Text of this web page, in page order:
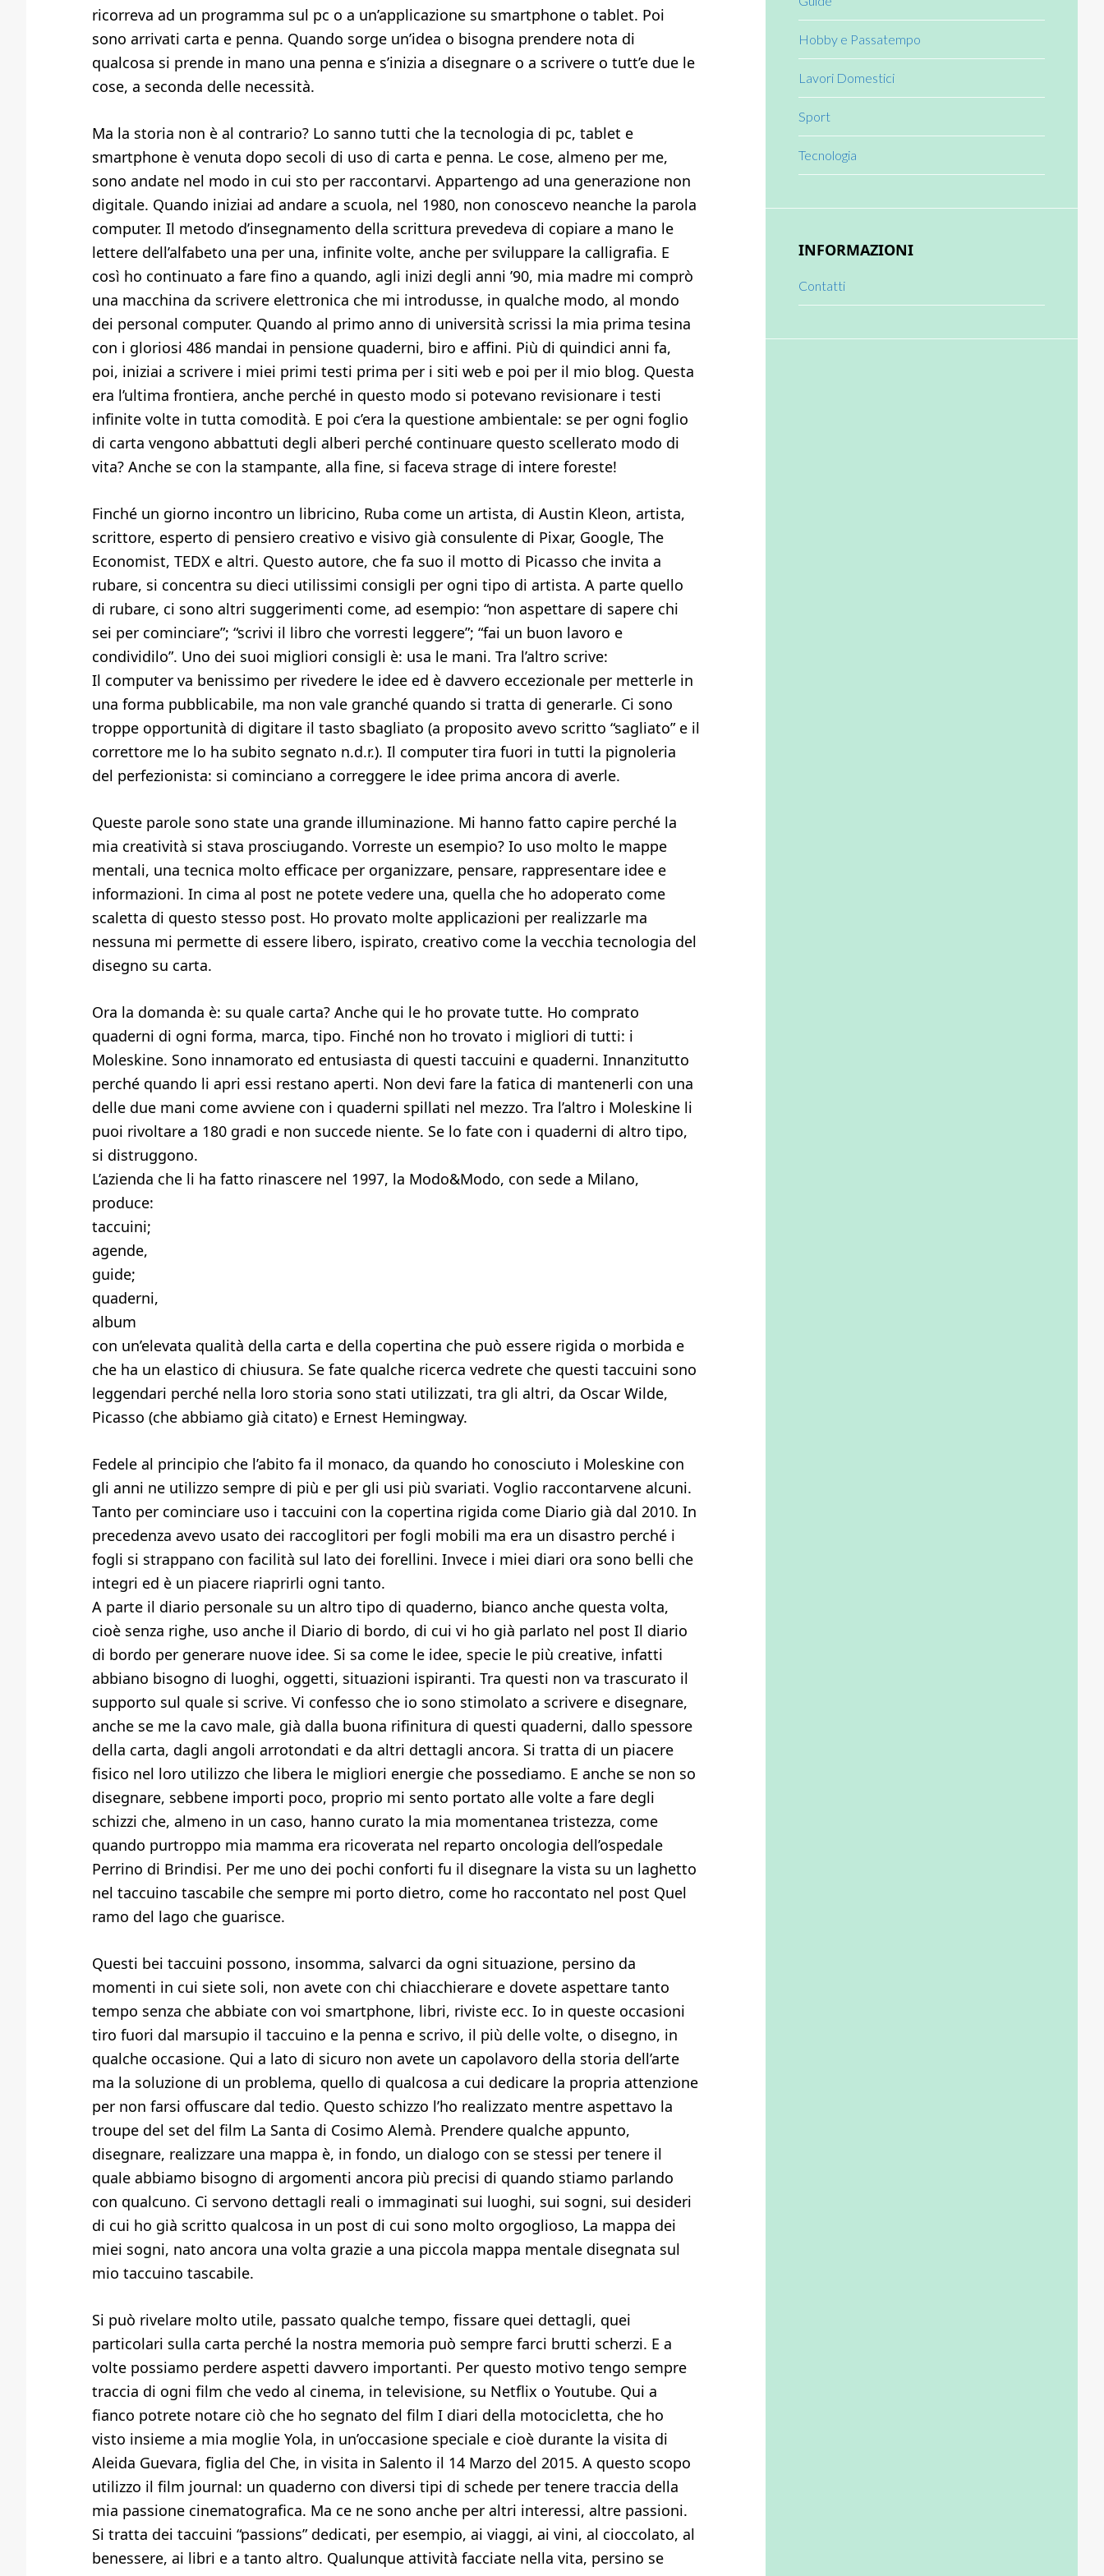
ricorreva ad un programma sul pc o a un’applicazione su smartphone o tablet. Poi
sono arrivati carta e penna. Quando sorge un’idea o bisogna prendere nota di
qualcosa si prende in mano una penna e s’inizia a disegnare o a scrivere o tutt’e due le
cose, a seconda delle necessità.
Ma la storia non è al contrario? Lo sanno tutti che la tecnologia di pc, tablet e
smartphone è venuta dopo secoli di uso di carta e penna. Le cose, almeno per me,
sono andate nel modo in cui sto per raccontarvi. Appartengo ad una generazione non
digitale. Quando iniziai ad andare a scuola, nel 1980, non conoscevo neanche la parola
computer. Il metodo d’insegnamento della scrittura prevedeva di copiare a mano le
lettere dell’alfabeto una per una, infinite volte, anche per sviluppare la calligrafia. E
così ho continuato a fare fino a quando, agli inizi degli anni ’90, mia madre mi comprò
una macchina da scrivere elettronica che mi introdusse, in qualche modo, al mondo
dei personal computer. Quando al primo anno di università scrissi la mia prima tesina
con i gloriosi 486 mandai in pensione quaderni, biro e affini. Più di quindici anni fa,
poi, iniziai a scrivere i miei primi testi prima per i siti web e poi per il mio blog. Questa
era l’ultima frontiera, anche perché in questo modo si potevano revisionare i testi
infinite volte in tutta comodità. E poi c’era la questione ambientale: se per ogni foglio
di carta vengono abbattuti degli alberi perché continuare questo scellerato modo di
vita? Anche se con la stampante, alla fine, si faceva strage di intere foreste!
Finché un giorno incontro un libricino, Ruba come un artista, di Austin Kleon, artista,
scrittore, esperto di pensiero creativo e visivo già consulente di Pixar, Google, The
Economist, TEDX e altri. Questo autore, che fa suo il motto di Picasso che invita a
rubare, si concentra su dieci utilissimi consigli per ogni tipo di artista. A parte quello
di rubare, ci sono altri suggerimenti come, ad esempio: “non aspettare di sapere chi
sei per cominciare”; “scrivi il libro che vorresti leggere”; “fai un buon lavoro e
condividilo”. Uno dei suoi migliori consigli è: usa le mani. Tra l’altro scrive:
Il computer va benissimo per rivedere le idee ed è davvero eccezionale per metterle in
una forma pubblicabile, ma non vale granché quando si tratta di generarle. Ci sono
troppe opportunità di digitare il tasto sbagliato (a proposito avevo scritto “sagliato” e il
correttore me lo ha subito segnato n.d.r.). Il computer tira fuori in tutti la pignoleria
del perfezionista: si cominciano a correggere le idee prima ancora di averle.
Queste parole sono state una grande illuminazione. Mi hanno fatto capire perché la
mia creatività si stava prosciugando. Vorreste un esempio? Io uso molto le mappe
mentali, una tecnica molto efficace per organizzare, pensare, rappresentare idee e
informazioni. In cima al post ne potete vedere una, quella che ho adoperato come
scaletta di questo stesso post. Ho provato molte applicazioni per realizzarle ma
nessuna mi permette di essere libero, ispirato, creativo come la vecchia tecnologia del
disegno su carta.
Ora la domanda è: su quale carta? Anche qui le ho provate tutte. Ho comprato
quaderni di ogni forma, marca, tipo. Finché non ho trovato i migliori di tutti: i
Moleskine. Sono innamorato ed entusiasta di questi taccuini e quaderni. Innanzitutto
perché quando li apri essi restano aperti. Non devi fare la fatica di mantenerli con una
delle due mani come avviene con i quaderni spillati nel mezzo. Tra l’altro i Moleskine li
puoi rivoltare a 180 gradi e non succede niente. Se lo fate con i quaderni di altro tipo,
si distruggono.
L’azienda che li ha fatto rinascere nel 1997, la Modo&Modo, con sede a Milano,
produce:
taccuini;
agende,
guide;
quaderni,
album
con un’elevata qualità della carta e della copertina che può essere rigida o morbida e
che ha un elastico di chiusura. Se fate qualche ricerca vedrete che questi taccuini sono
leggendari perché nella loro storia sono stati utilizzati, tra gli altri, da Oscar Wilde,
Picasso (che abbiamo già citato) e Ernest Hemingway.
Fedele al principio che l’abito fa il monaco, da quando ho conosciuto i Moleskine con
gli anni ne utilizzo sempre di più e per gli usi più svariati. Voglio raccontarvene alcuni.
Tanto per cominciare uso i taccuini con la copertina rigida come Diario già dal 2010. In
precedenza avevo usato dei raccoglitori per fogli mobili ma era un disastro perché i
fogli si strappano con facilità sul lato dei forellini. Invece i miei diari ora sono belli che
integri ed è un piacere riaprirli ogni tanto.
A parte il diario personale su un altro tipo di quaderno, bianco anche questa volta,
cioè senza righe, uso anche il Diario di bordo, di cui vi ho già parlato nel post Il diario
di bordo per generare nuove idee. Si sa come le idee, specie le più creative, infatti
abbiano bisogno di luoghi, oggetti, situazioni ispiranti. Tra questi non va trascurato il
supporto sul quale si scrive. Vi confesso che io sono stimolato a scrivere e disegnare,
anche se me la cavo male, già dalla buona rifinitura di questi quaderni, dallo spessore
della carta, dagli angoli arrotondati e da altri dettagli ancora. Si tratta di un piacere
fisico nel loro utilizzo che libera le migliori energie che possediamo. E anche se non so
disegnare, sebbene importi poco, proprio mi sento portato alle volte a fare degli
schizzi che, almeno in un caso, hanno curato la mia momentanea tristezza, come
quando purtroppo mia mamma era ricoverata nel reparto oncologia dell’ospedale
Perrino di Brindisi. Per me uno dei pochi conforti fu il disegnare la vista su un laghetto
nel taccuino tascabile che sempre mi porto dietro, come ho raccontato nel post Quel
ramo del lago che guarisce.
Questi bei taccuini possono, insomma, salvarci da ogni situazione, persino da
momenti in cui siete soli, non avete con chi chiacchierare e dovete aspettare tanto
tempo senza che abbiate con voi smartphone, libri, riviste ecc. Io in queste occasioni
tiro fuori dal marsupio il taccuino e la penna e scrivo, il più delle volte, o disegno, in
qualche occasione. Qui a lato di sicuro non avete un capolavoro della storia dell’arte
ma la soluzione di un problema, quello di qualcosa a cui dedicare la propria attenzione
per non farsi offuscare dal tedio. Questo schizzo l’ho realizzato mentre aspettavo la
troupe del set del film La Santa di Cosimo Alemà. Prendere qualche appunto,
disegnare, realizzare una mappa è, in fondo, un dialogo con se stessi per tenere il
quale abbiamo bisogno di argomenti ancora più precisi di quando stiamo parlando
con qualcuno. Ci servono dettagli reali o immaginati sui luoghi, sui sogni, sui desideri
di cui ho già scritto qualcosa in un post di cui sono molto orgoglioso, La mappa dei
miei sogni, nato ancora una volta grazie a una piccola mappa mentale disegnata sul
mio taccuino tascabile.
Si può rivelare molto utile, passato qualche tempo, fissare quei dettagli, quei
particolari sulla carta perché la nostra memoria può sempre farci brutti scherzi. E a
volte possiamo perdere aspetti davvero importanti. Per questo motivo tengo sempre
traccia di ogni film che vedo al cinema, in televisione, su Netflix o Youtube. Qui a
fianco potrete notare ciò che ho segnato del film I diari della motocicletta, che ho
visto insieme a mia moglie Yola, in un’occasione speciale e cioè durante la visita di
Aleida Guevara, figlia del Che, in visita in Salento il 14 Marzo del 2015. A questo scopo
utilizzo il film journal: un quaderno con diversi tipi di schede per tenere traccia della
mia passione cinematografica. Ma ce ne sono anche per altri interessi, altre passioni.
Si tratta dei taccuini “passions” dedicati, per esempio, ai viaggi, ai vini, al cioccolato, al
benessere, ai libri e a tanto altro. Qualunque attività facciate nella vita, persino se
Hobby e Passatempo
Lavori Domestici
Sport
Tecnologia
INFORMAZIONI
Contatti